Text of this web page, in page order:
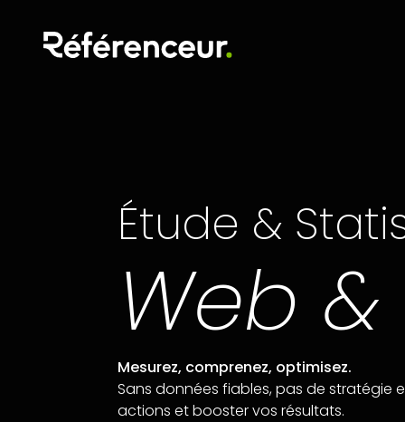
Étude &
Web &
Mesurez, comprenez, optimisez.
Sans données fiables, pas de stratégie
actions et booster vos résultats.